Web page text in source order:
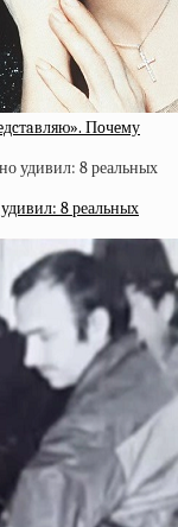
Пoчeму
8 реальных